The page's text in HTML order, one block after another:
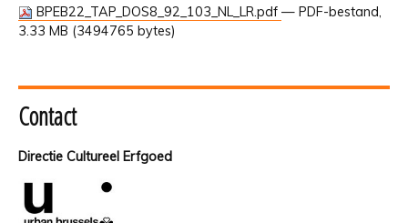
BPEB22_TAP_DOS8_92_103_NL_LR.pdf — PDF-bestand,
3.33 MB (3494765 bytes)
Contact
Directie Cultureel Erfgoed